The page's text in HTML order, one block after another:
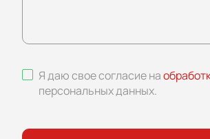
Я даю свое согласие на
персональных данных.